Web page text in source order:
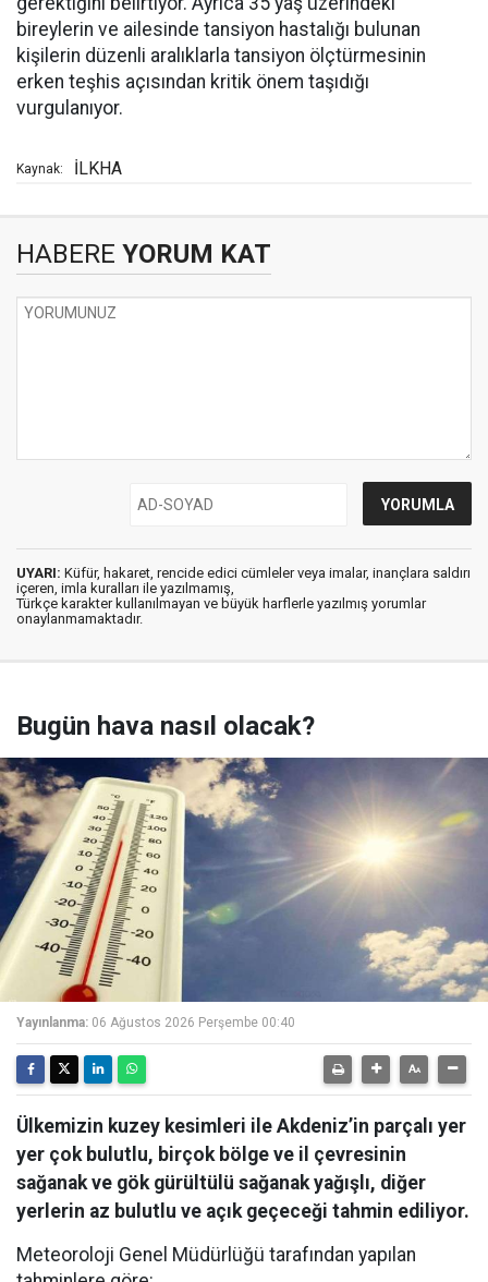
bireylerin ve ailesinde tansiyon hastalığı bulunan
kişilerin düzenli aralıklarla tansiyon ölçtürmesinin
erken teşhis açısından kritik önem taşıdığı
vurgulanıyor.
Kaynak: İLKHA
HABERE YORUM KAT
UYARI: Küfür, hakaret, rencide edici cümleler veya imalar, inançlara saldırı
içeren, imla kuralları ile yazılmamış,
Türkçe karakter kullanılmayan ve büyük harflerle yazılmış yorumlar
onaylanmamaktadır.
Bugün hava nasıl olacak?
Yayınlanma: 06 Ağustos 2026 Perşembe 00:40
Ülkemizin kuzey kesimleri ile Akdeniz’in parçalı yer
yer çok bulutlu, birçok bölge ve il çevresinin
sağanak ve gök gürültülü sağanak yağışlı, diğer
yerlerin az bulutlu ve açık geçeceği tahmin ediliyor.
Meteoroloji Genel Müdürlüğü tarafından yapılan